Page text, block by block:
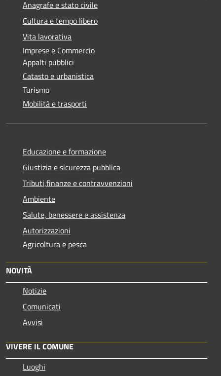
Anagrafe e stato civile
Cultura e tempo libero
Vita lavorativa
Imprese e Commercio
Appalti pubblici
Catasto e urbanistica
Turismo
Mobilità e trasporti
Educazione e formazione
Giustizia e sicurezza pubblica
Tributi,finanze e contravvenzioni
Ambiente
Salute, benessere e assistenza
Autorizzazioni
Agricoltura e pesca
NOVITÀ
Notizie
Comunicati
Avvisi
VIVERE IL COMUNE
Luoghi